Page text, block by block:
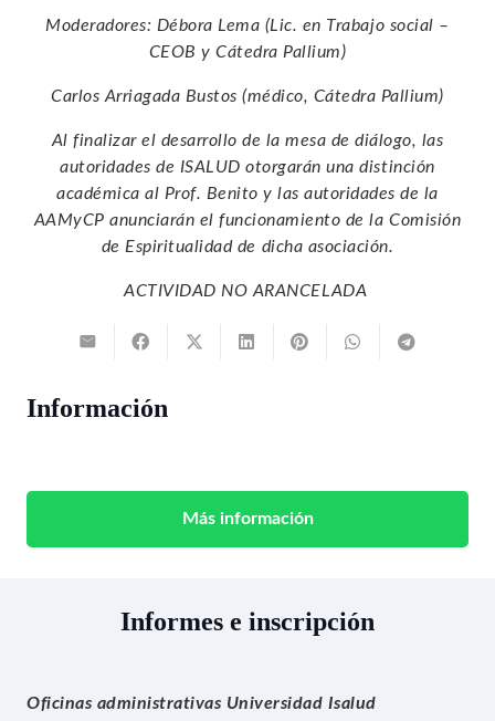
Moderadores: Débora Lema (Lic. en Trabajo social –
CEOB y Cátedra Pallium)
Carlos Arriagada Bustos (médico, Cátedra Pallium)
Al finalizar el desarrollo de la mesa de diálogo, las
autoridades de ISALUD otorgarán una distinción
académica al Prof. Benito y las autoridades de la
AAMyCP anunciarán el funcionamiento de la Comisión
de Espiritualidad de dicha asociación.
ACTIVIDAD NO ARANCELADA
Información
Más información
Informes e inscripción
Oficinas administrativas Universidad Isalud